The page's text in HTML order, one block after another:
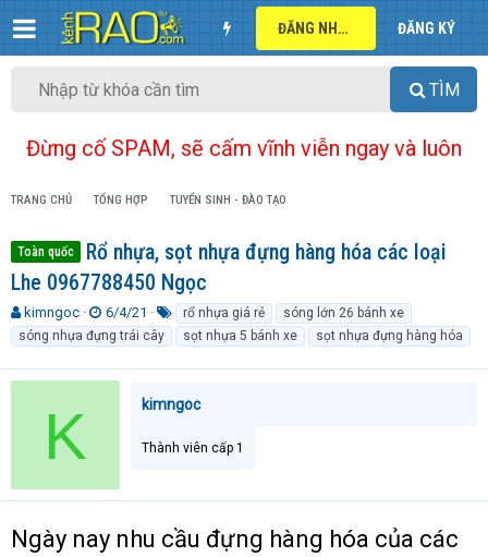
ĐĂNG NHẬP ĐĂNG KÝ
TÌM
Đừng cố SPAM, sẽ cấm vĩnh viễn ngay và luôn
TRANG CHỦ TỔNG HỢP TUYỂN SINH - ĐÀO TẠO
Toàn quốc
Rổ nhựa, sọt nhựa đựng hàng hóa các loại
Lhe 0967788450 Ngọc
T
h
r
e
r
e
r
kimngoc
N
g
à
y
6/4/21
ừ
k
h
a
rổ nhựa giá rẻ
sóng lớn 26 bánh xe
sóng nhựa đựng trái cây
sọt nhựa 5 bánh xe sọt nhựa đựng hàng hóa
K kimngoc
Thành viên cấp 1
Ngày nay nhu cầu đựng hàng hóa của các